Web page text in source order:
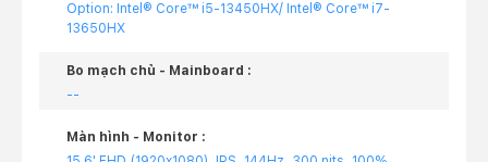
Option: Intel® Core™ i5-13450HX/ Intel® Core™ i7-
13650HX
Bo mạch chủ - Mainboard :
--
Màn hình - Monitor :